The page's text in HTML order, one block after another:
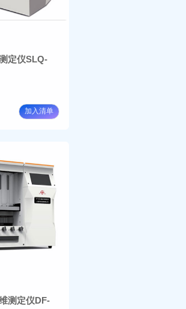
定仪SLQ-
加入清单
测定仪DF-